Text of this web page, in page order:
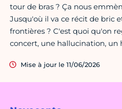
tour de bras ? Ça nous
Jusqu'où il va ce récit de bric
frontières ? C'est quoi qu'on
concert, une hallucination, un
Mise à jour le 11/06/2026